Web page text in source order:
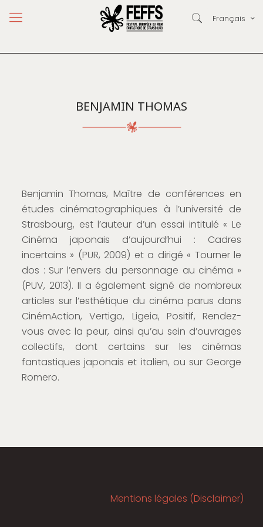
Français
BENJAMIN THOMAS
Benjamin Thomas, Maître de conférences en
études cinématographiques à l’université de
Strasbourg, est l’auteur d’un essai intitulé « Le
Cinéma japonais d’aujourd’hui : Cadres
incertains » (PUR, 2009) et a dirigé « Tourner le
dos : Sur l’envers du personnage au cinéma »
(PUV, 2013). Il a également signé de nombreux
articles sur l’esthétique du cinéma parus dans
CinémAction, Vertigo, Ligeia, Positif, Rendez-
vous avec la peur, ainsi qu’au sein d’ouvrages
collectifs, dont certains sur les cinémas
fantastiques japonais et italien, ou sur George
Romero.
Mentions légales (Disclaimer)